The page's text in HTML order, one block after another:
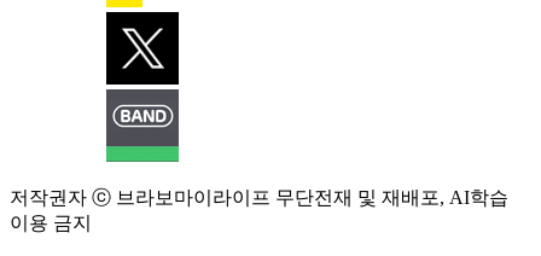
저작권자 ⓒ 브라보마이라이프 무단전재 및 재배포, AI학습
이용 금지